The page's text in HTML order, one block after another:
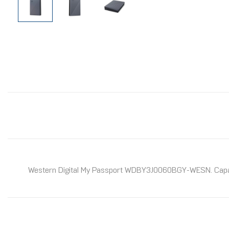
Western Digital My Passport WDBY3J0060BGY-WESN.